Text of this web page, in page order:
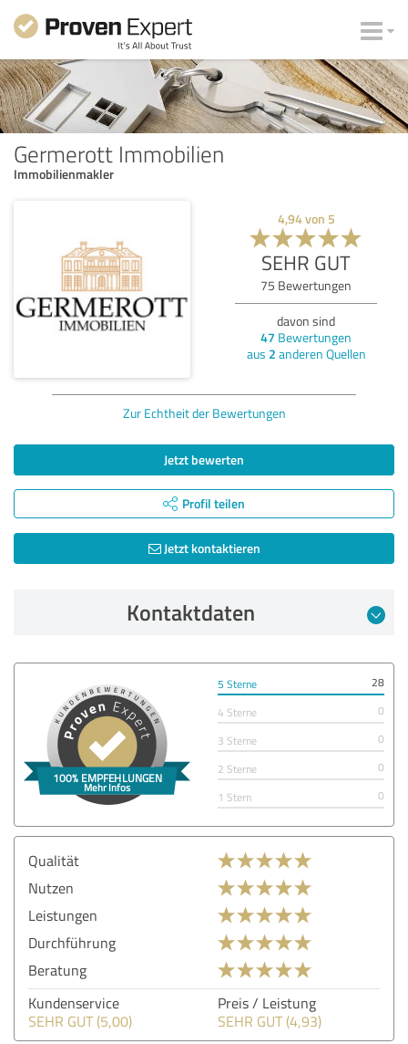
Germerott Immobilien
Immobilienmakler
4,94von 5
SEHR GUT
75 Bewertungen
davon sind
47 Bewertungen
aus 2 anderen Quellen
Zur Echtheit der Bewertungen
Jetzt bewerten
Profil teilen
Jetzt kontaktieren
Kontaktdaten
5 Sterne
28
4 Sterne
0
3 Sterne
0
2 Sterne
0
1 Stern
0
Qualität
Nutzen
Leistungen
Durchführung
Beratung
Kundenservice
SEHR GUT (5,00)
Preis / Leistung
SEHR GUT (4,93)